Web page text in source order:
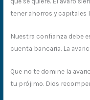
tener ahorros y capitales
Nuestra confianza debe
cuenta bancaria. La
Que no te domine la
tu prójimo. Dios